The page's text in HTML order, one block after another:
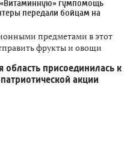
«Витаминную» гумпомощь
передали бойцам на
предметами в этот
фрукты и овощи
область присоединилась к
акции